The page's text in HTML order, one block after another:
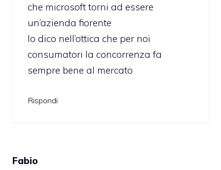
che microsoft torni ad essere
un’azienda fiorente
lo dico nell’ottica che per noi
consumatori la concorrenza fa
sempre bene al mercato
Rispondi
Fabio